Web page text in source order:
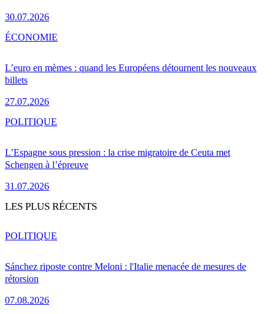
30.07.2026
L’euro en mèmes : quand les Européens détournent les nouveaux
billets
27.07.2026
ÉCONOMIE
L’Espagne sous pression : la crise migratoire de Ceuta met
Schengen à l’épreuve
31.07.2026
POLITIQUE
LES PLUS RÉCENTS
Sánchez riposte contre Meloni : l'Italie menacée de mesures de
rétorsion
07.08.2026
POLITIQUE